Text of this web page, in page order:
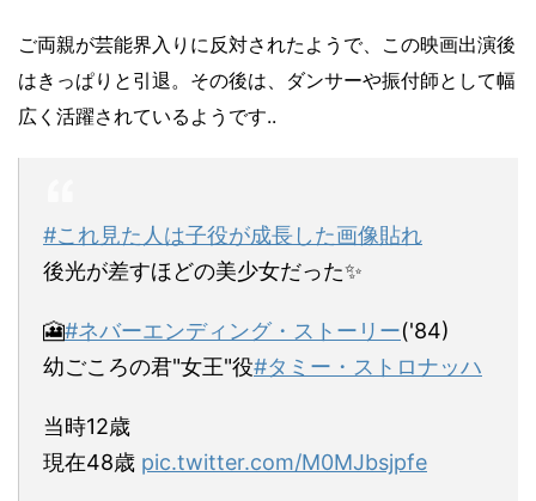
ご両親が芸能界入りに反対されたようで、この映画出演後
はきっぱりと引退。 その後は、ダンサーや振付師として幅
広く活躍されているようです..
#これ見た人は子役が成長した画像貼れ
後光が差すほどの美少女だった✨
🎦#ネバーエンディング・ストーリー('84)
幼ごころの君"女王"役#タミー・ストロナッハ
当時12歳
現在48歳 pic.twitter.com/M0MJbsjpfe